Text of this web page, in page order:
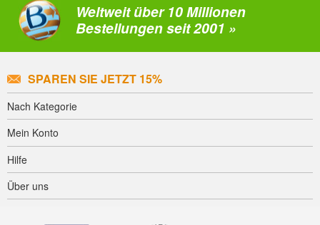
Weltweit über 10 Millionen
Bestellungen seit 2001 »
SPAREN SIE JETZT 15%
Nach Kategorie
Mein Konto
Hilfe
Über uns